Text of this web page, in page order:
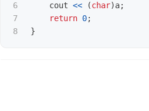
6
7
cout << (char)a;
return 0;
}